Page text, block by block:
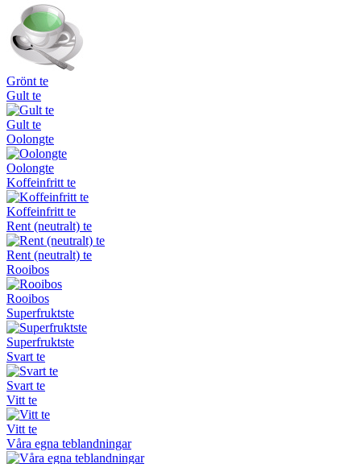
Grönt te
Gult te
Gult te
Oolongte
Oolongte
Koffeinfritt te
Koffeinfritt te
Rent (neutralt) te
Rent (neutralt) te
Rooibos
Rooibos
Superfruktste
Superfruktste
Svart te
Svart te
Vitt te
Vitt te
Våra egna teblandningar